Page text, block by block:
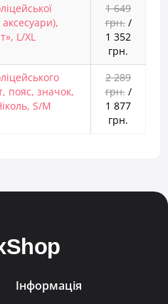
L/XL
1 649
грн./
1 352
грн.
пояс, значок,
S/M
2 289
грн./
1 877
грн.
Інформація